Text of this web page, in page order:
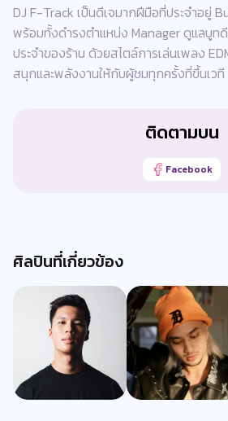
DJ F-Track เป็นดีเจมากฝีมือที่ประจำอยู่
พร้อมทั้งดำรงตำแหน่ง Manager ดูแลบูทดี
ประจำของร้าน ด้วยสไตล์การเล่นเพลง
สนุกและพลังงานให้กับผู้ชมทุกครั้งที่ขึ้นเวที
ติดตามบน
Facebook
ศิลปินที่เกี่ยวข้อง